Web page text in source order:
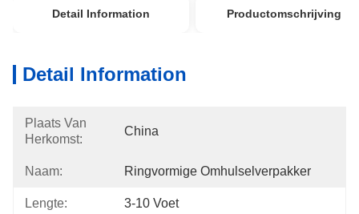
Detail Information Productomschrijving
Detail Information
Plaats Van
Herkomst:
China
Naam: Ringvormige Omhulselverpakker
Lengte: 3-10 Voet